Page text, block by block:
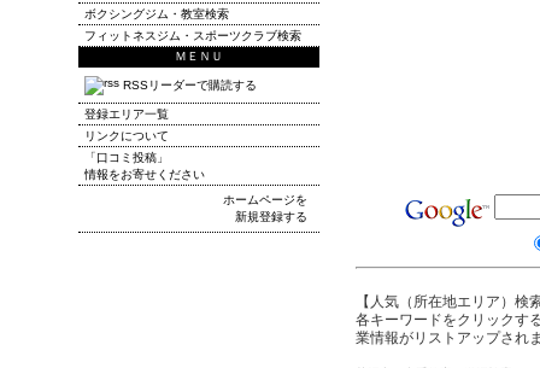
【人気（所在地エリア）検
各キーワードをクリックす
業情報がリストアップされ
ボクシングジム・教室検索
フィットネスジム・スポーツクラブ検索
ＭＥＮＵ
RSSリーダーで購読する
登録エリア一覧
リンクについて
「口コミ投稿」
情報をお寄せください
ホームページを
新規登録する